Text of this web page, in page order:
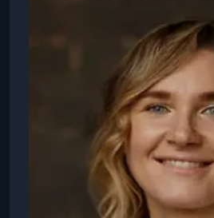
аудитории, его ученики
в конкурсах и выставочных